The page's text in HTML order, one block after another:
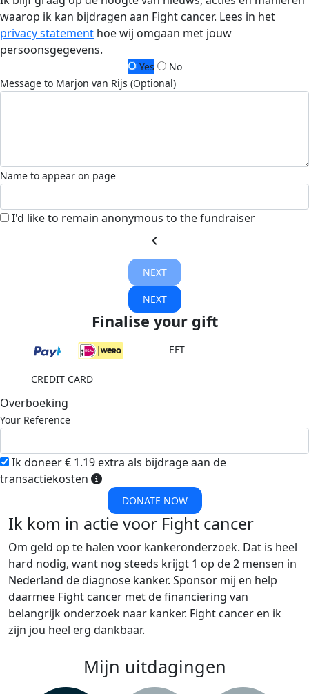
waarop ik kan bijdragen aan Fight cancer. Lees in het
privacy statement hoe wij omgaan met jouw
persoonsgegevens.
Yes
No
Message to Marjon van Rijs (Optional)
Name to appear on page
I'd like to remain anonymous to the fundraiser
chevron_left
NEXT
NEXT
Finalise your gift
EFT
CREDIT CARD
Overboeking
Your Reference
Ik doneer € 1.19 extra als bijdrage aan de
transactiekosten
DONATE NOW
Ik kom in actie voor Fight cancer
Om geld op te halen voor kankeronderzoek. Dat is heel
hard nodig, want nog steeds krijgt 1 op de 2 mensen in
Nederland de diagnose kanker. Sponsor mij en help
daarmee Fight cancer met de financiering van
belangrijk onderzoek naar kanker. Fight cancer en ik
zijn jou heel erg dankbaar.
Mijn uitdagingen